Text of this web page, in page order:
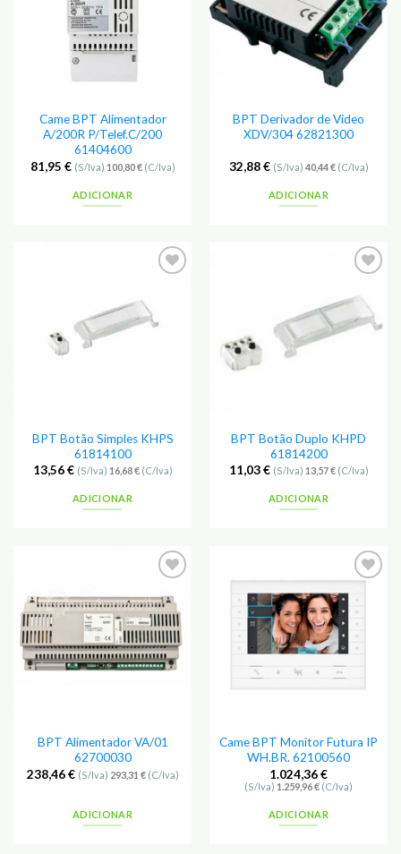
Came BPT Alimentador
A/200R P/Telef.C/200
61404600
81,95 € (S/Iva) 100,80€(C/Iva)
ADICIONAR
BPT Derivador de Video
XDV/304 62821300
32,88€ (S/Iva) 40,44€(C/Iva)
ADICIONAR
Favoritos
BPT Botão Simples KHPS
61814100
13,56€ (S/Iva) 16,68€(C/Iva)
ADICIONAR
aos
Favoritos
BPT Botão Duplo KHPD
61814200
11,03€ (S/Iva) 13,57€(C/Iva)
ADICIONAR
aos
Favoritos
BPT Alimentador VA/01
62700030
238,46€ (S/Iva) 293,31 €(C/Iva)
ADICIONAR
Adicionar
Favoritos
Came BPT Monitor Futura IP
WH.BR. 62100560
1.024,36€
(S/Iva) 1.259,96€ (C/Iva)
ADICIONAR